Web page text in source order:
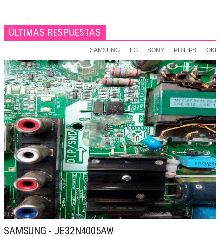
ÚLTIMAS RESPUESTAS
SAMSUNG LG SONY PHILIPS OKI
SAMSUNG - UE32N4005AW